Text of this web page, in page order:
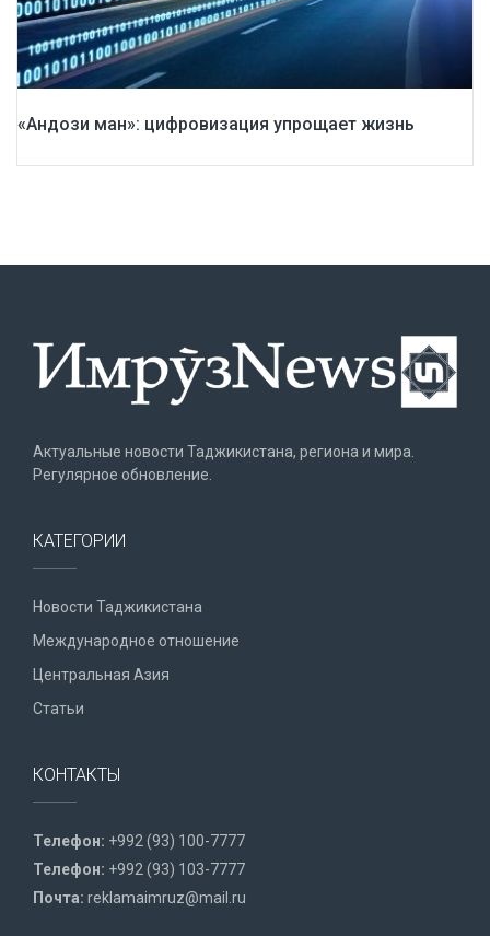
«Андози ман»: цифровизация упрощает жизнь
Актуальные новости Таджикистана, региона и мира.
Регулярное обновление.
КАТЕГОРИИ
Новости Таджикистана
Международное отношение
Центральная Азия
Статьи
КОНТАКТЫ
Телефон: +992 (93) 100-7777
Телефон: +992 (93) 103-7777
Почта: reklamaimruz@mail.ru